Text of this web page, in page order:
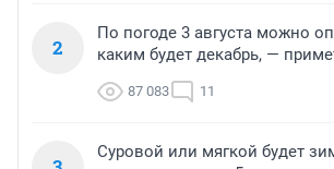
2
По погоде 3 августа можно
каким будет декабрь, —
87 083 11
Суровой или мягкой будет